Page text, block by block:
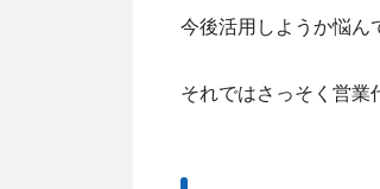
今後活用しようか悩ん
それではさっそく営業